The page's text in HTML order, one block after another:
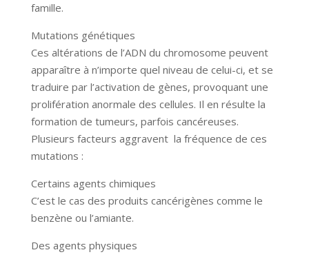
famille.
Mutations génétiques
Ces altérations de l’ADN du chromosome peuvent
apparaître à n’importe quel niveau de celui-ci, et se
traduire par l’activation de gènes, provoquant une
prolifération anormale des cellules. Il en résulte la
formation de tumeurs, parfois cancéreuses.
Plusieurs facteurs aggravent la fréquence de ces
mutations :
Certains agents chimiques
C’est le cas des produits cancérigènes comme le
benzène ou l’amiante.
Des agents physiques